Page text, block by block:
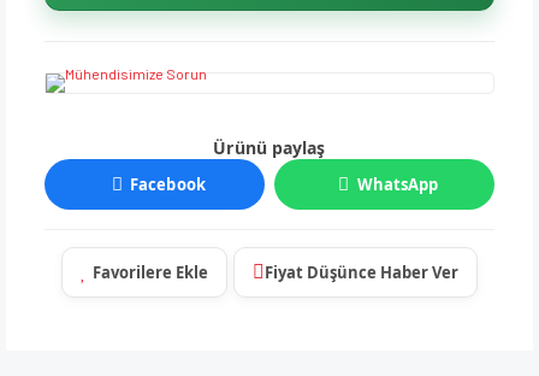
Ürünü paylaş
Facebook WhatsApp
Fiyat Düşünce Haber Ver